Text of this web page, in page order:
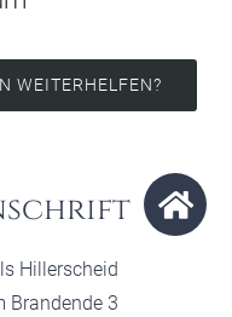
WEITERHELFEN?
Hillerscheid
Brandende 3